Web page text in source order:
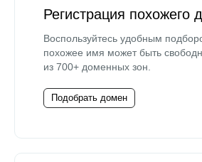
Регистрация похожего
Воспользуйтесь удобным
похожее имя может быть
из 700+ доменных зон.
Подобрать домен